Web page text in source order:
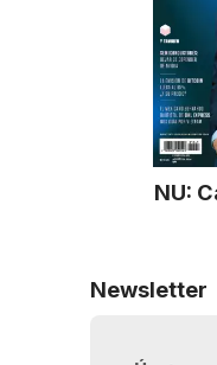
NU:
Newsletter